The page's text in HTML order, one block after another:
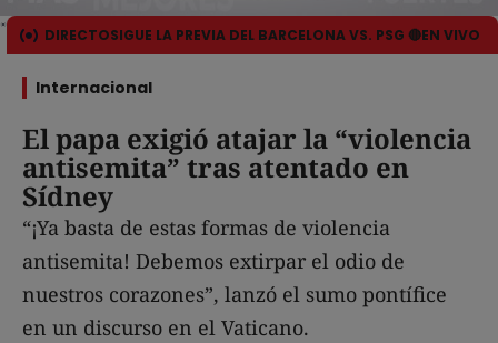
DIRECTOSIGUE LA PREVIA DEL BARCELONA VS. PSG 🔴EN VIVO
Internacional
El papa exigió atajar la “violencia
antisemita” tras atentado en
Sídney
“¡Ya basta de estas formas de violencia
antisemita! Debemos extirpar el odio de
nuestros corazones”, lanzó el sumo pontífice
en un discurso en el Vaticano.